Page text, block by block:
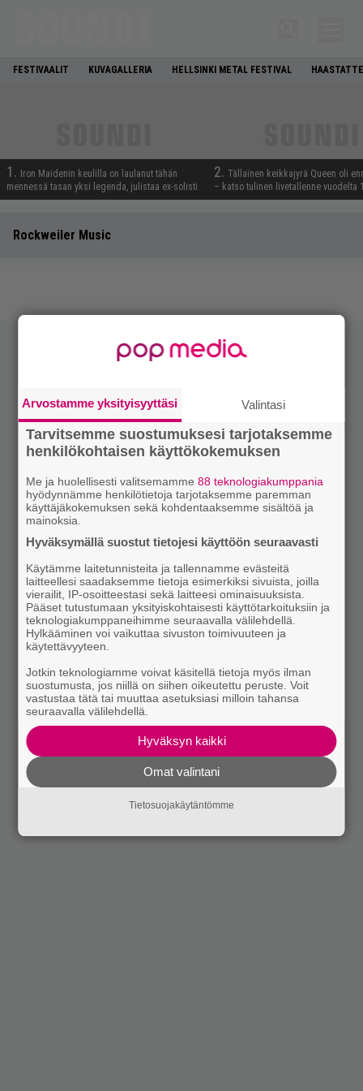
FESTIVAALIT KUVAGALLERIA HELLSINKI METAL FESTIVAL
1.
Iron Maidenin keulilla on laulanut tähän
mennessä tasan yksi legenda, julistaa ex-solisti
2. Tällainen keikkajyrä Queen oli
– katso tulinen livetallenne vuodelta
Rockweiler Music
Arvostamme yksityisyyttäsi Valintasi
Tarvitsemme suostumuksesi tarjotaksemme
henkilökohtaisen käyttökokemuksen
Me ja huolellisesti valitsemamme88 teknologiakumppania
hyödynnämme henkilötietoja tarjotaksemme paremman
käyttäjäkokemuksen sekä kohdentaaksemme sisältöä ja
mainoksia.
Hyväksymällä suostut tietojesi käyttöön seuraavasti
Käytämme laitetunnisteita ja tallennamme evästeitä
laitteellesi saadaksemme tietoja esimerkiksi sivuista, joilla
vierailit, IP-osoitteestasi sekä laitteesi ominaisuuksista.
Pääset tutustumaan yksityiskohtaisesti käyttötarkoituksiin ja
teknologiakumppaneihimme seuraavalla välilehdellä.
Hylkääminen voi vaikuttaa sivuston toimivuuteen ja
käytettävyyteen.
Jotkin teknologiamme voivat käsitellä tietoja myös ilman
suostumusta, jos niillä on siihen oikeutettu peruste. Voit
vastustaa tätä tai muuttaa asetuksiasi milloin tahansa
seuraavalla välilehdellä.
Hyväksyn kaikki
Omat valintani
Tietosuojakäytäntömme